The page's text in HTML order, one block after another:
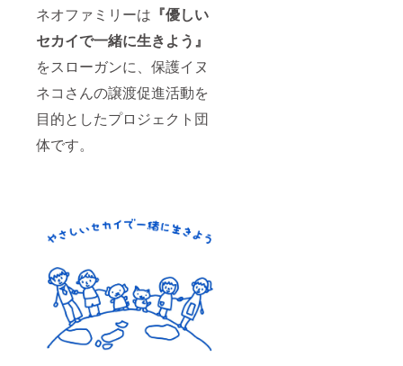
ネオファミリーは 『優しい
セカイで一緒に生きよう』
をスローガンに、保護イヌ
ネコさんの譲渡促進活動を
目的としたプロジェクト団
体です。